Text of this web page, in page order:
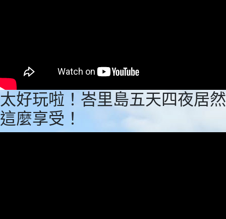
太好玩啦！峇里島五天四夜居然
這麼享受！